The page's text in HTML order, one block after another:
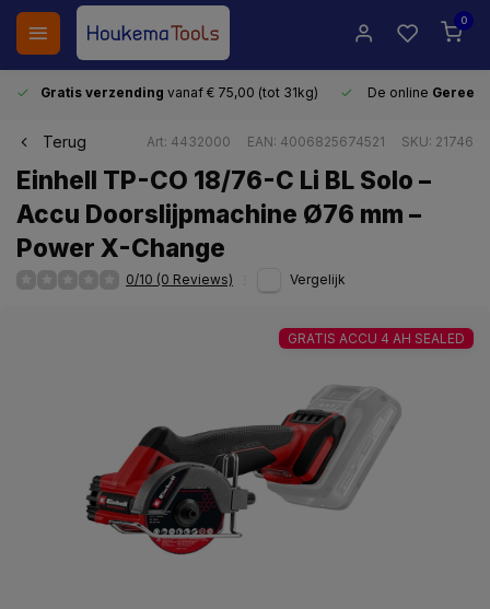
0
Gratis verzending vanaf € 75,00 (tot 31kg) De online
Terug Art: 4432000 EAN: 4006825674521 SKU: 21746
Einhell TP-CO 18/76-C Li BL Solo –
Accu Doorslijpmachine Ø76 mm –
Power X-Change
0/10 (0 Reviews) Vergelijk
GRATIS ACCU 4 AH SEALED